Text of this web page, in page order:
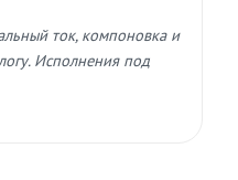
ток, компоновка и
Исполнения под